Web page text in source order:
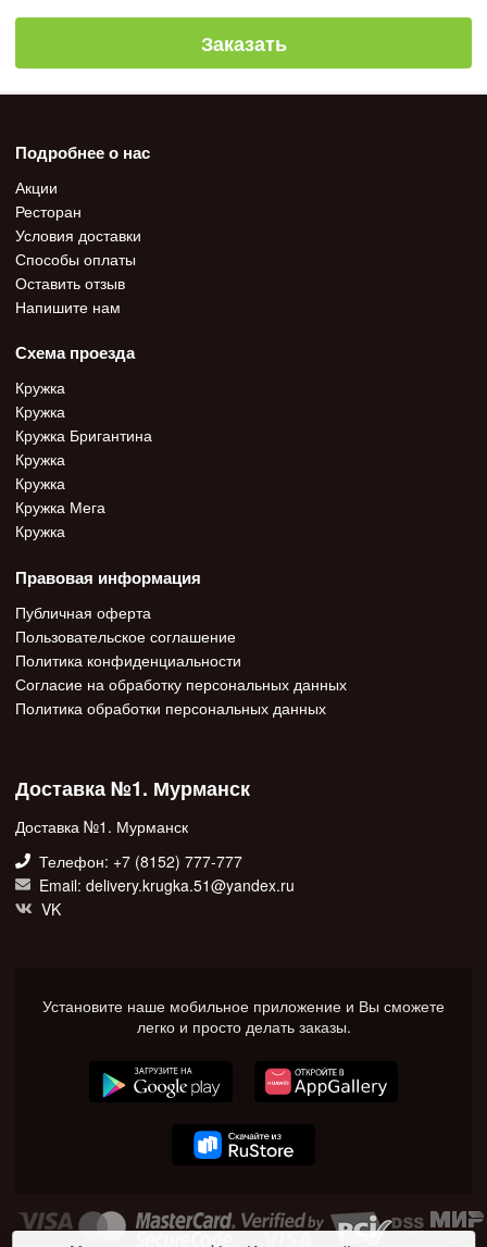
Заказать
Подробнее о нас
Акции
Ресторан
Условия доставки
Способы оплаты
Оставить отзыв
Напишите нам
Схема проезда
Кружка
Кружка
Кружка Бригантина
Кружка
Кружка
Кружка Мега
Кружка
Правовая информация
Публичная оферта
Пользовательское соглашение
Политика конфиденциальности
Согласие на обработку персональных данных
Политика обработки персональных данных
Доставка №1. Мурманск
Доставка №1. Мурманск
Телефон: +7 (8152) 777-777
Email: delivery.krugka.51@yandex.ru
VK
Установите наше мобильное приложение и Вы сможете
легко и просто делать заказы.